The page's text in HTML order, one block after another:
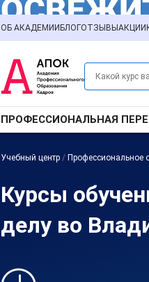
ОБ АКАДЕМИИ БЛОГОТЗЫВЫ АКЦИИ
ПРОФЕССИОНАЛЬНАЯ
Учебный центр / Профессиональное
Курсы
делу во